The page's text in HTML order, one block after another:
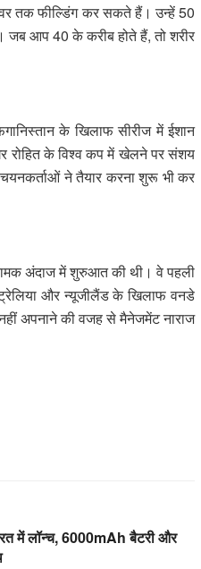
तक फील्डिंग कर सकते हैं। उन्हें 50
जब आप 40 के करीब होते हैं, तो शरीर
के खिलाफ सीरीज में ईशान
रोहित के विश्व कप में खेलने पर संशय
ने तैयार करना शुरू भी कर
अंदाज में शुरुआत की थी। वे पहली
और न्यूजीलैंड के खिलाफ वनडे
अपनाने की वजह से मैनेजमेंट नाराज
में लॉन्च, 6000mAh बैटरी और